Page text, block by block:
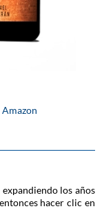
los años
hacer clic en